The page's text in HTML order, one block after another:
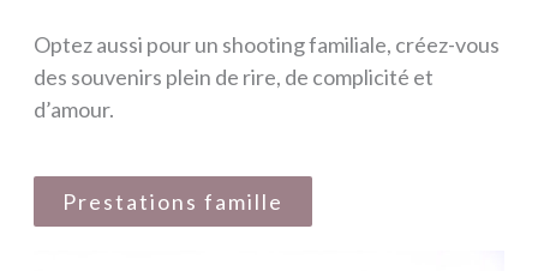
Optez aussi pour un shooting familiale, créez-vous
des souvenirs plein de rire, de complicité et
d’amour.
Prestations famille